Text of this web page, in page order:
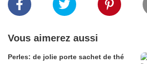
Vous aimerez aussi
Perles: de jolie porte sachet de thé